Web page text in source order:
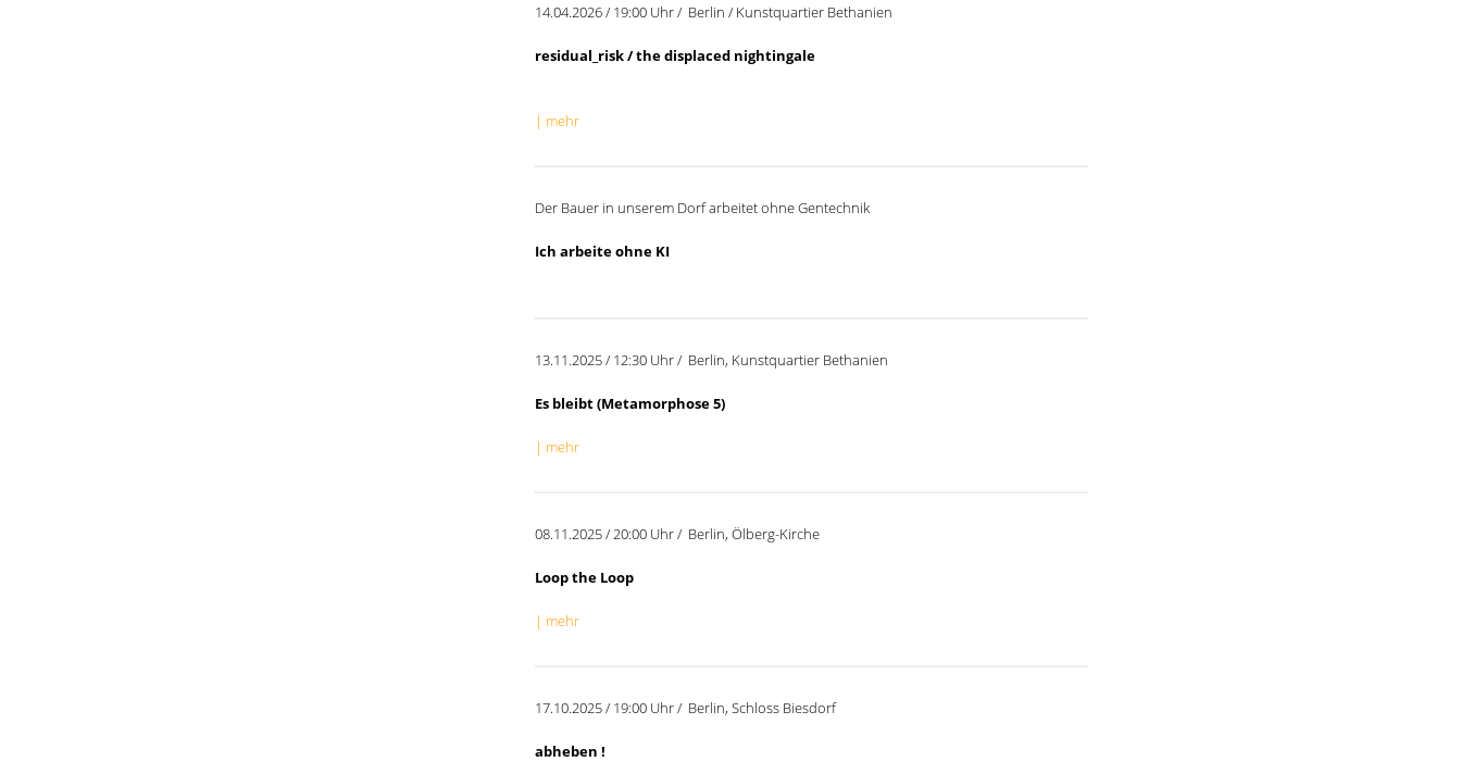
14.04.2026 / 19:00 Uhr / Berlin / Kunstquartier Bethanien
residual_risk / the displaced nightingale
| mehr
Der Bauer in unserem Dorf arbeitet ohne Gentechnik
Ich arbeite ohne KI
13.11.2025 / 12:30 Uhr / Berlin, Kunstquartier Bethanien
Es bleibt (Metamorphose 5)
| mehr
08.11.2025 / 20:00 Uhr / Berlin, Ölberg-Kirche
Loop the Loop
| mehr
17.10.2025 / 19:00 Uhr / Berlin, Schloss Biesdorf
abheben !